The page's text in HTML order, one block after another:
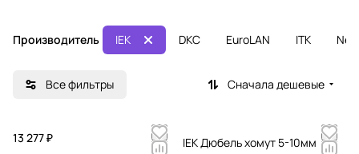
ж
кабел
кабел
Производитель IEK DKC EuroLAN ITK
Все фильтры Сначала дешевые
13 277 ₽
IEK Дюбель хомут 5-10мм